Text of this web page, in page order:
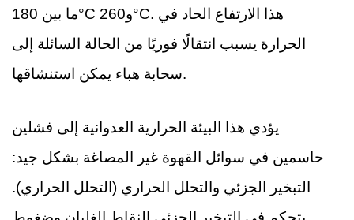
ما بين 180°C و260°C. هذا الارتفاع الحاد في
الحرارة يسبب انتقالًا فوريًا من الحالة السائلة إلى
سحابة هباء يمكن استنشاقها.
يؤدي هذا البيئة الحرارية العدوانية إلى فشلين
حاسمين في سوائل القهوة غير المصاغة بشكل جيد:
التبخير الجزئي والتحلل الحراري (التحلل الحراري).